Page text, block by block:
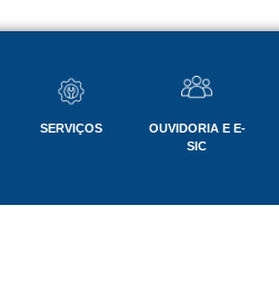
SERVIÇOS
OUVIDORIA E E-
SIC